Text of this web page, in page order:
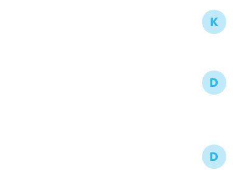
K
D
D